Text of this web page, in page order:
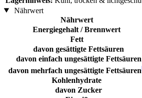
Nährwert
Nährwert
Energiegehalt / Brennwert
Fett
davon gesättigte Fettsäuren
davon einfach ungesättigte Fettsäuren
davon mehrfach ungesättigte Fettsäuren
Kohlenhydrate
davon Zucker